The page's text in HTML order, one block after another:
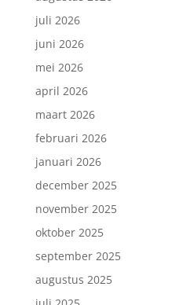
juli 2026
juni 2026
mei 2026
april 2026
maart 2026
februari 2026
januari 2026
december 2025
november 2025
oktober 2025
september 2025
augustus 2025